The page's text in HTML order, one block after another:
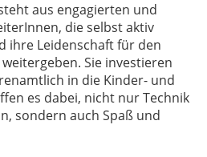
aus engagierten und
die selbst aktiv
ihre Leidenschaft für den
Sie investieren
in die Kinder- und
es dabei, nicht nur Technik
sondern auch Spaß und